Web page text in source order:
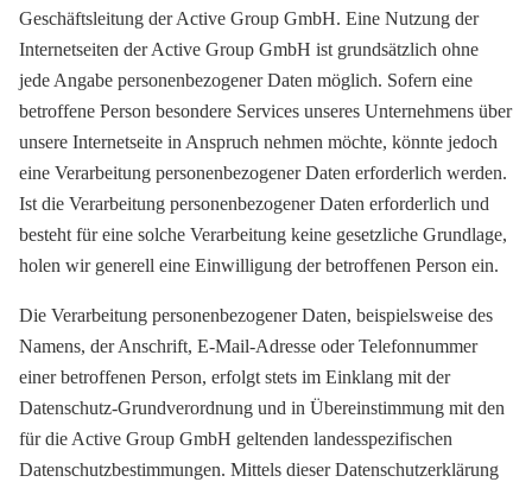
Geschäftsleitung der Active Group GmbH. Eine Nutzung der
Internetseiten der Active Group GmbH ist grundsätzlich ohne
jede Angabe personenbezogener Daten möglich. Sofern eine
betroffene Person besondere Services unseres Unternehmens über
unsere Internetseite in Anspruch nehmen möchte, könnte jedoch
eine Verarbeitung personenbezogener Daten erforderlich werden.
Ist die Verarbeitung personenbezogener Daten erforderlich und
besteht für eine solche Verarbeitung keine gesetzliche Grundlage,
holen wir generell eine Einwilligung der betroffenen Person ein.
Die Verarbeitung personenbezogener Daten, beispielsweise des
Namens, der Anschrift, E-Mail-Adresse oder Telefonnummer
einer betroffenen Person, erfolgt stets im Einklang mit der
Datenschutz-Grundverordnung und in Übereinstimmung mit den
für die Active Group GmbH geltenden landesspezifischen
Datenschutzbestimmungen. Mittels dieser Datenschutzerklärung